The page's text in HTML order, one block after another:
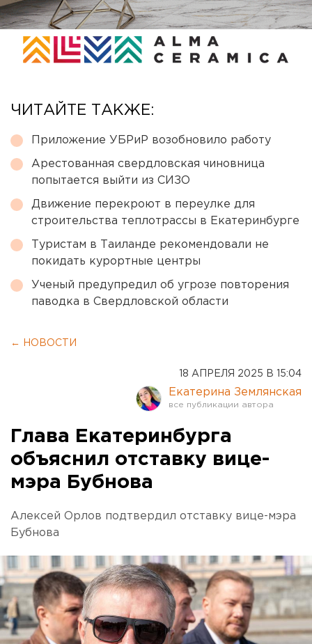
ЧИТАЙТЕ ТАКЖЕ:
Приложение УБРиР возобновило работу
Арестованная свердловская чиновница
попытается выйти из СИЗО
Движение перекроют в переулке для
строительства теплотрассы в Екатеринбурге
Туристам в Таиланде рекомендовали не
покидать курортные центры
Ученый предупредил об угрозе повторения
паводка в Свердловской области
← НОВОСТИ
18 АПРЕЛЯ 2025 В 15:04
Екатерина Землянская
Глава Екатеринбурга
объяснил отставку вице-
мэра Бубнова
Алексей Орлов подтвердил отставку вице-мэра
Бубнова